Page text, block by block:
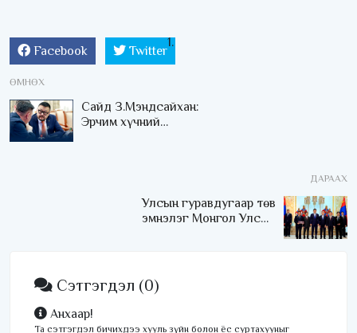
Facebook Twitter
ӨМНӨХ
Сайд З.Мэндсайхан:
Эрчим хүчний
ДАРААХ
Улсын гуравдугаар төв
эмнэлэг Монгол Улсын
Сэтгэгдэл (0)
Анхаар!
Та сэтгэгдэл бичихдээ хууль зүйн болон ёс суртахууныг